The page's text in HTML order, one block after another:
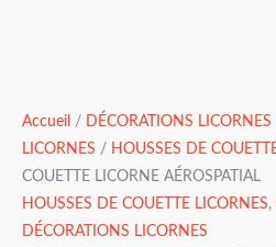
Accueil / DÉCORATIONS LICORNES
LICORNES / HOUSSES DE
COUETTE LICORNE AÉROSPATIAL
HOUSSES DE COUETTE LICORNES,
DÉCORATIONS LICORNES